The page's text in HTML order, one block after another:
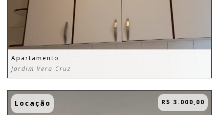
Apartamento
Jardim Vera Cruz
Locação R$ 3.000,00